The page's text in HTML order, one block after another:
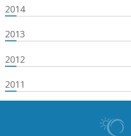
2014
2013
2012
2011